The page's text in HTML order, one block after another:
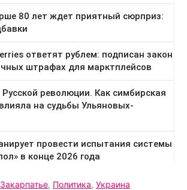
Закарпатье, Политика, Украина